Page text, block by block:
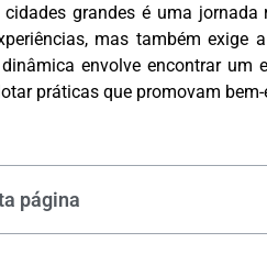
grandes é uma
mas também exige
envolve encontrar
práticas que promovam
página